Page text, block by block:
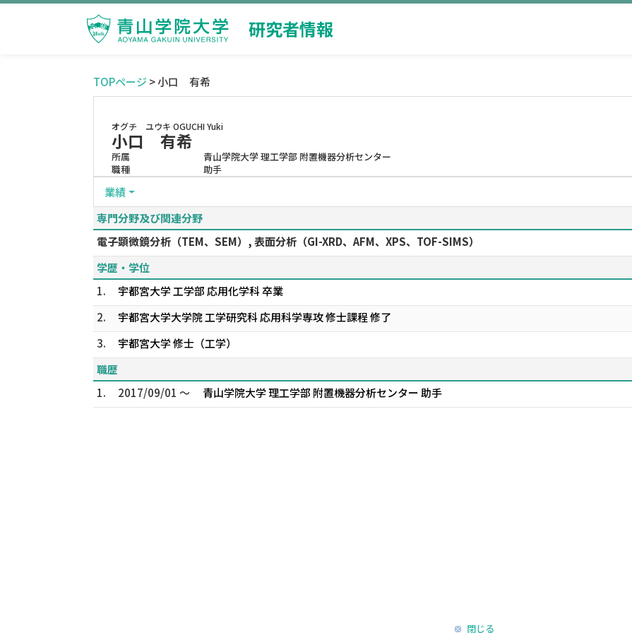
研究者情報
TOPページ > 小口 有希
オグチ ユウキ OGUCHI Yuki
小口 有希
所属
青山学院大学 理工学部 附置機器分析センター
職種
助手
業績
専門分野及び関連分野
電子顕微鏡分析（TEM、SEM）, 表面分析（GI-XRD、AFM、XPS、TOF-SIMS）
学歴・学位
1.
宇都宮大学 工学部 応用化学科 卒業
2.
宇都宮大学大学院 工学研究科 応用科学専攻 修士課程 修了
3.
宇都宮大学 修士（工学）
職歴
1.
2017/09/01 ～ 青山学院大学 理工学部 附置機器分析センター 助手
閉じる